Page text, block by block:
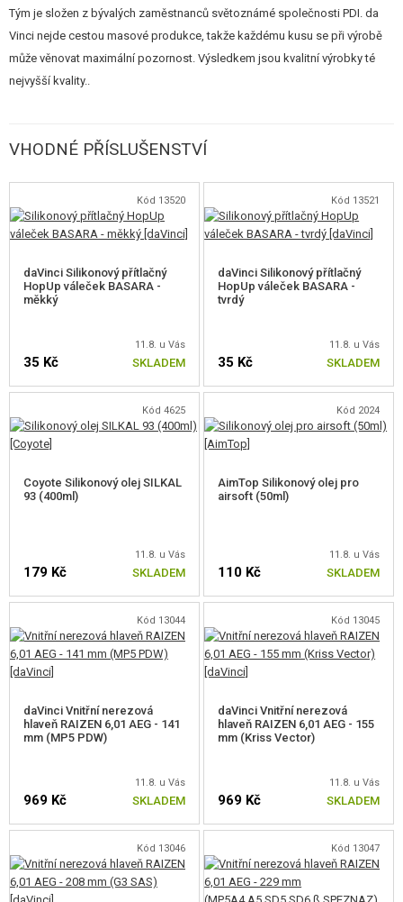
Nastavení
V případě nastavení malého (nebo žádného) přítlaku může kulička
V případě nastavení velkého přítlaku, který je pro danou sestavu příliš
Výrobce doporučuje použít rozpětí přítlaku od 10 % do 70 %.
50° pro zbraně s úsťovou rychlostí pod 110 m/s (360 FPS)
60° pro zbraně s úsťovou rychlostí 90 - 120m/s (295 - 400 FPS)
75° pro zbraně s úsťovou rychlostí 130 - 150 m/s (430 - 500 FPS)
80° pro zbraně s úsťovou rychlostí nad 150 m/s (500 FPS)
Tým je složen z bývalých zaměstnanců světoznámé společnosti PDI. da
Vinci nejde cestou masové produkce, takže každému kusu se při výrobě
může věnovat maximální pozornost. Výsledkem jsou kvalitní výrobky té
nejvyšší kvality..
VHODNÉ PŘÍSLUŠENSTVÍ
Kód 13520
daVinci Silikonový přítlačný
HopUp váleček BASARA -
měkký
11.8. u Vás
35 Kč SKLADEM
Kód 13521
daVinci Silikonový přítlačný
HopUp váleček BASARA -
tvrdý
11.8. u Vás
35 Kč SKLADEM
Kód 4625
Coyote Silikonový olej SILKAL
93 (400ml)
11.8. u Vás
179 Kč SKLADEM
Kód 2024
AimTop Silikonový olej pro
airsoft (50ml)
11.8. u Vás
110 Kč SKLADEM
Kód 13044
daVinci Vnitřní nerezová
hlaveň RAIZEN 6,01 AEG - 141
mm (MP5 PDW)
11.8. u Vás
969 Kč SKLADEM
Kód 13045
daVinci Vnitřní nerezová
hlaveň RAIZEN 6,01 AEG - 155
mm (Kriss Vector)
11.8. u Vás
969 Kč SKLADEM
Kód 13046 Kód 13047